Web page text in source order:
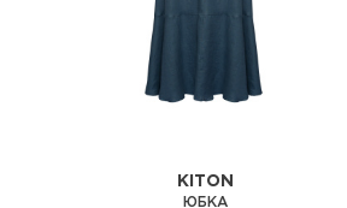
KITON
ЮБКА